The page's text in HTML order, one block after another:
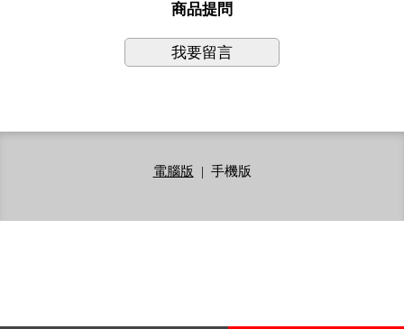
商品提問
我要留言
電腦版 | 手機版